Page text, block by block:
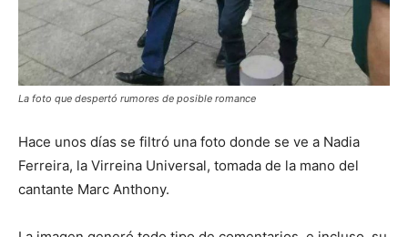
La foto que despertó rumores de posible romance
Hace unos días se filtró una foto donde se ve a Nadia
Ferreira, la Virreina Universal, tomada de la mano del
cantante Marc Anthony.